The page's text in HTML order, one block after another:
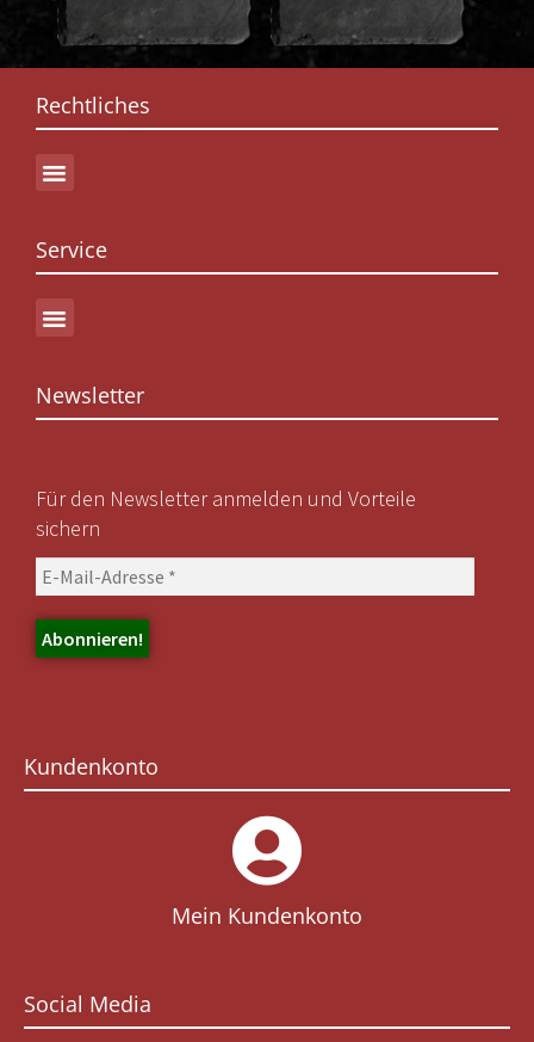
Rechtliches
Service
Newsletter
Für den Newsletter anmelden und Vorteile
sichern
Kundenkonto
Mein Kundenkonto
Social Media